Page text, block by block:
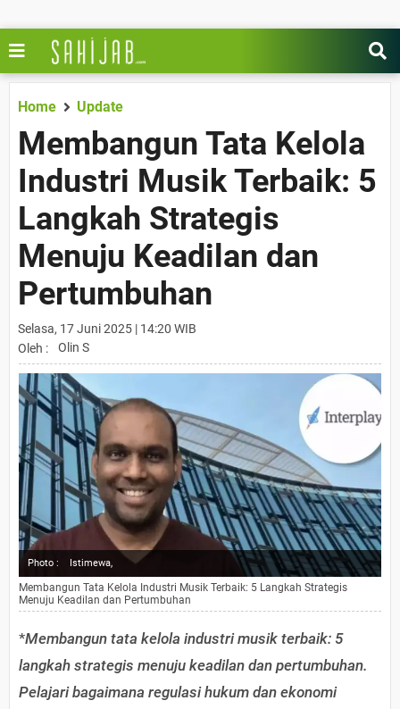
Home Update
Membangun Tata Kelola
Industri Musik Terbaik: 5
Langkah Strategis
Menuju Keadilan dan
Pertumbuhan
Selasa, 17 Juni 2025 | 14:20 WIB
Oleh :
Olin S
Photo : Istimewa,
Membangun Tata Kelola Industri Musik Terbaik: 5 Langkah Strategis
Menuju Keadilan dan Pertumbuhan
*Membangun tata kelola industri musik terbaik: 5
langkah strategis menuju keadilan dan pertumbuhan.
Pelajari bagaimana regulasi hukum dan ekonomi